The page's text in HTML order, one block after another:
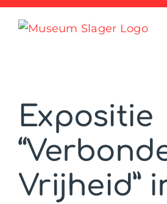
Ga
naar
Expositie
Vrijheid”